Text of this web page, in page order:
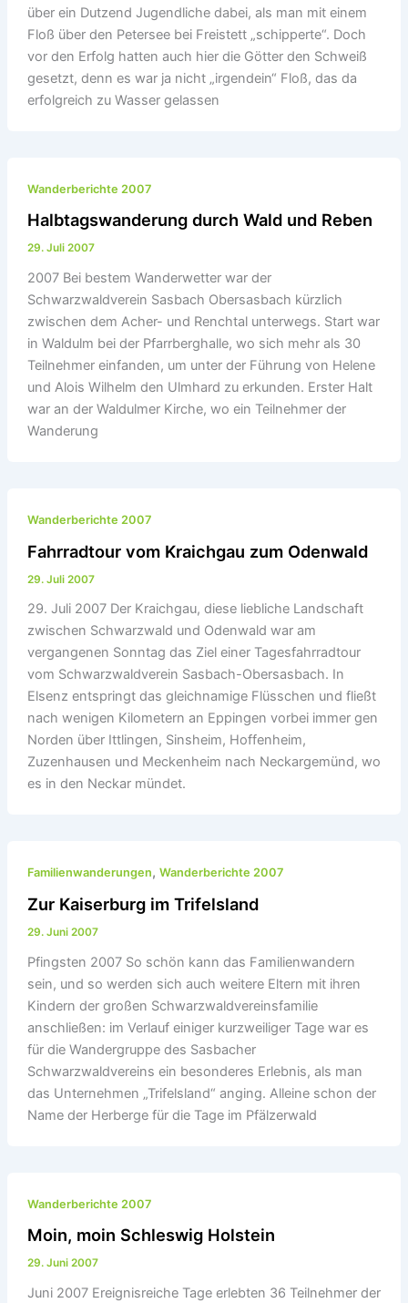
über ein Dutzend Jugendliche dabei, als man mit einem
Floß über den Petersee bei Freistett „schipperte“. Doch
vor den Erfolg hatten auch hier die Götter den Schweiß
gesetzt, denn es war ja nicht „irgendein“ Floß, das da
erfolgreich zu Wasser gelassen
Wanderberichte 2007
Halbtagswanderung durch Wald und Reben
29. Juli 2007
2007 Bei bestem Wanderwetter war der
Schwarzwaldverein Sasbach Obersasbach kürzlich
zwischen dem Acher- und Renchtal unterwegs. Start war
in Waldulm bei der Pfarrberghalle, wo sich mehr als 30
Teilnehmer einfanden, um unter der Führung von Helene
und Alois Wilhelm den Ulmhard zu erkunden. Erster Halt
war an der Waldulmer Kirche, wo ein Teilnehmer der
Wanderung
Wanderberichte 2007
Fahrradtour vom Kraichgau zum Odenwald
29. Juli 2007
29. Juli 2007 Der Kraichgau, diese liebliche Landschaft
zwischen Schwarzwald und Odenwald war am
vergangenen Sonntag das Ziel einer Tagesfahrradtour
vom Schwarzwaldverein Sasbach-Obersasbach. In
Elsenz entspringt das gleichnamige Flüsschen und fließt
nach wenigen Kilometern an Eppingen vorbei immer gen
Norden über Ittlingen, Sinsheim, Hoffenheim,
Zuzenhausen und Meckenheim nach Neckargemünd, wo
es in den Neckar mündet.
Familienwanderungen, Wanderberichte 2007
Zur Kaiserburg im Trifelsland
29. Juni 2007
Pfingsten 2007 So schön kann das Familienwandern
sein, und so werden sich auch weitere Eltern mit ihren
Kindern der großen Schwarzwaldvereinsfamilie
anschließen: im Verlauf einiger kurzweiliger Tage war es
für die Wandergruppe des Sasbacher
Schwarzwaldvereins ein besonderes Erlebnis, als man
das Unternehmen „Trifelsland“ anging. Alleine schon der
Name der Herberge für die Tage im Pfälzerwald
Wanderberichte 2007
Moin, moin Schleswig Holstein
29. Juni 2007
Juni 2007 Ereignisreiche Tage erlebten 36 Teilnehmer der